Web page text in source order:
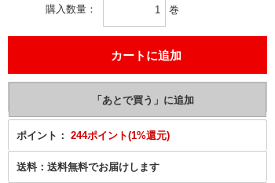
購入数量 巻
ポイント： 244ポイント(1%還元)
送料： 送料無料でお届けします